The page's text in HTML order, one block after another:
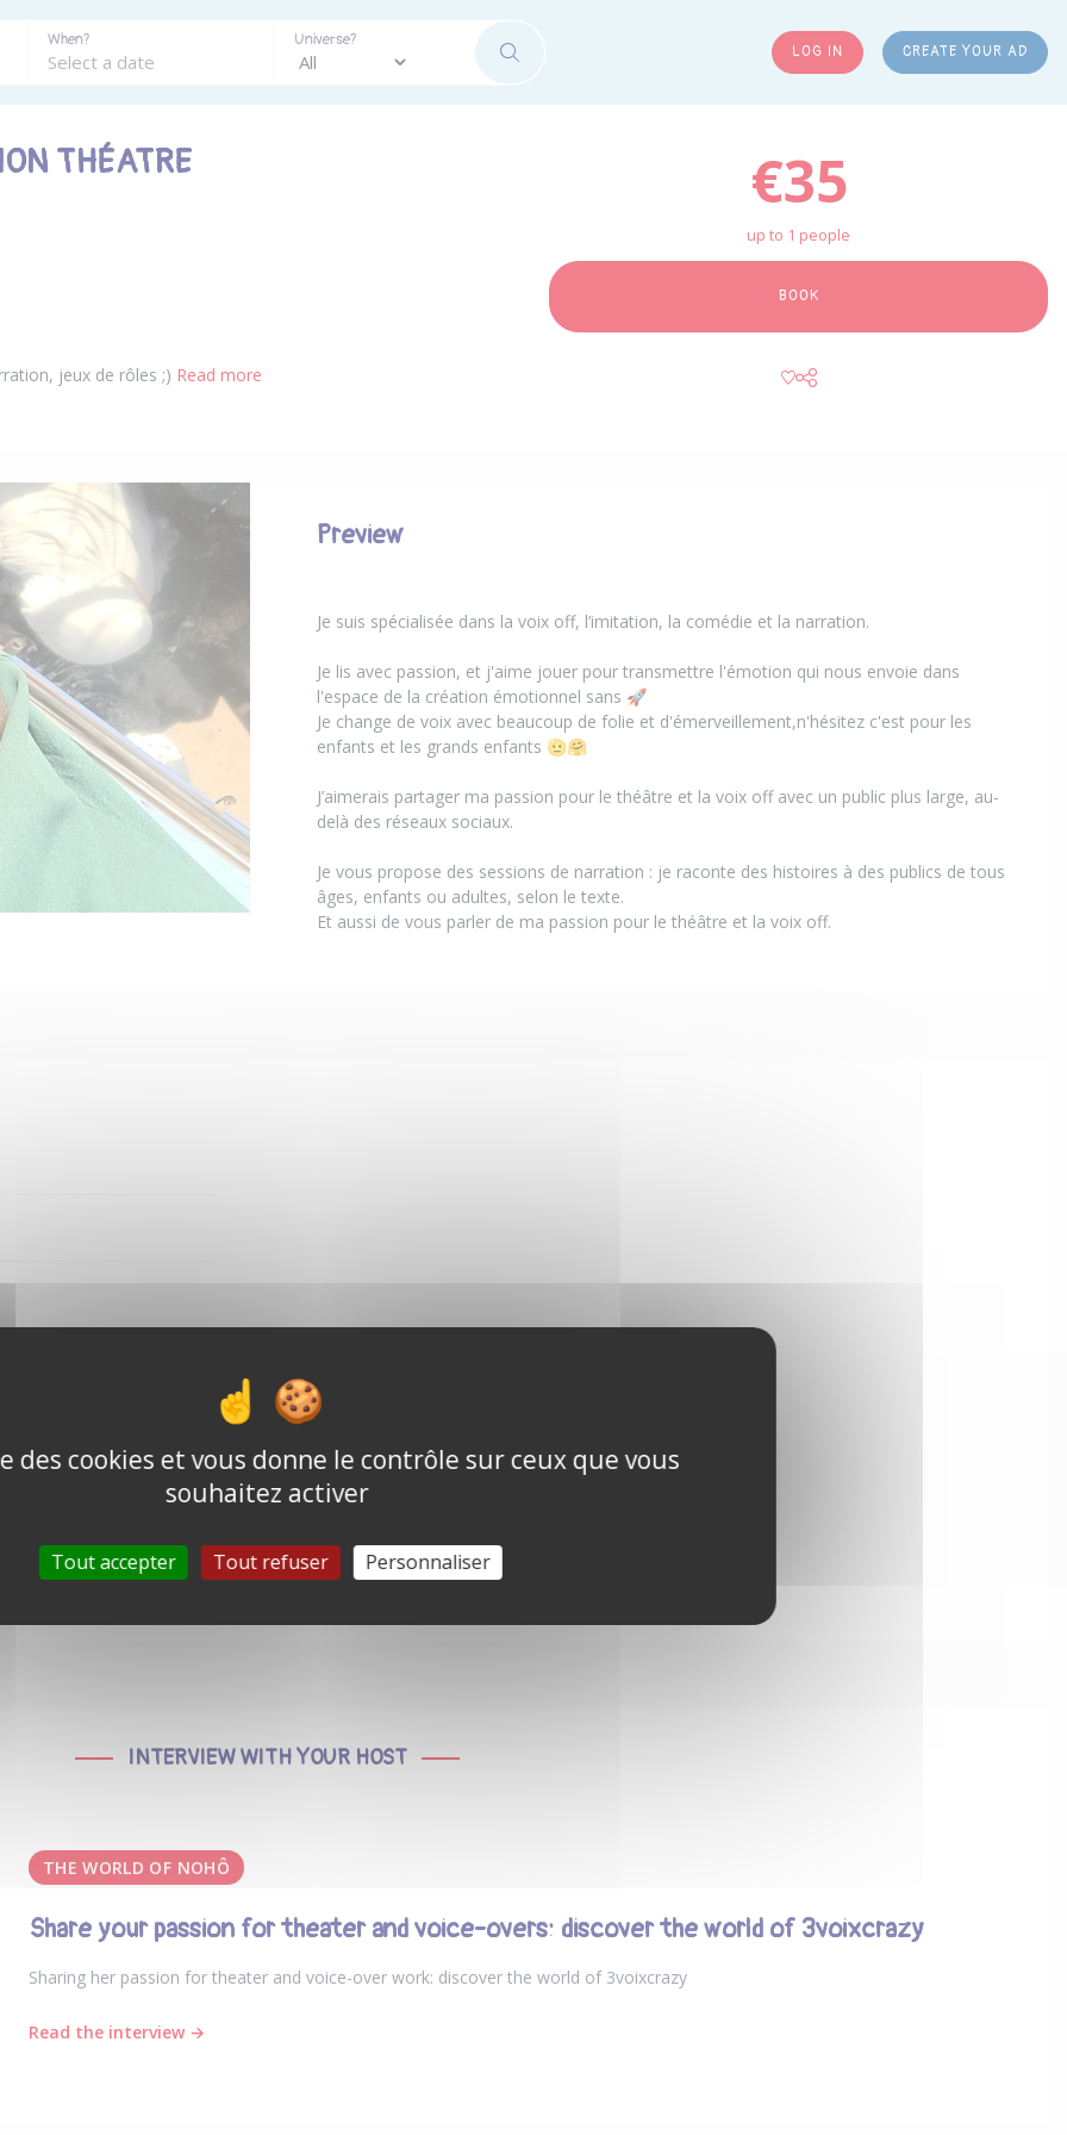
When? Universe?
SEARCH LOG IN CREATE YOUR AD
THÉATRE
jeux de rôles ;) Read more
€35
up to 1 people
BOOK
Preview
Je suis spécialisée dans la voix off, l’imitation, la comédie et la narration.
Je lis avec passion, et j'aime jouer pour transmettre l'émotion qui nous envoie dans
l'espace de la création émotionnel sans 🚀
Je change de voix avec beaucoup de folie et d'émerveillement,n'hésitez c'est pour les
enfants et les grands enfants 🫡🤗
J’aimerais partager ma passion pour le théâtre et la voix off avec un public plus large, au-
delà des réseaux sociaux.
Je vous propose des sessions de narration : je raconte des histoires à des publics de tous
âges, enfants ou adultes, selon le texte.
Et aussi de vous parler de ma passion pour le théâtre et la voix off.
INTERVIEW WITH YOUR HOST
THE WORLD OF NOHÔ
Share your passion for theater and voice-overs: discover the world of 3voixcrazy
Sharing her passion for theater and voice-over work: discover the world of 3voixcrazy
Read the interview →
des cookies et vous donne le contrôle sur ceux que vous
souhaitez activer
Tout accepter Tout refuser Personnaliser